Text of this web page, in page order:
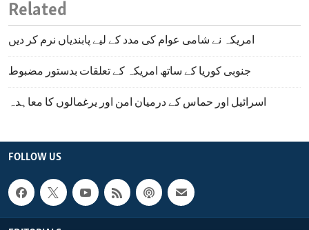
Related
امریکہ نے شامی عوام کی مدد کے لیے پابندیاں نرم کر دیں
جنوبی کوریا کے ساتھ امریکہ کے تعلقات بدستور مضبوط
اسرائیل اور حماس کے درمیان امن اور یرغمالوں کا معاہدہ
FOLLOW US